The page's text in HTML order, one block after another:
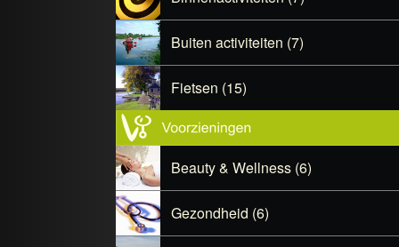
Buiten activiteiten (7)
Fietsen (15)
Beauty & Wellness (6)
Gezondheid (6)